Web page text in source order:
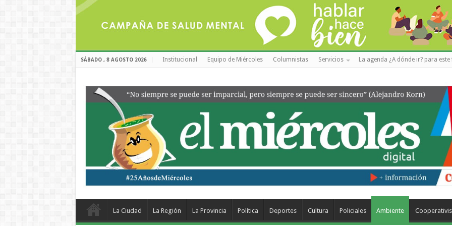
SÁBADO , 8 AGOSTO 2026 Institucional Equipo de Miércoles Columnistas Servicios La agenda ¿A dónde ir? para este
La Ciudad La Región La Provincia Política Deportes Cultura Policiales Ambiente